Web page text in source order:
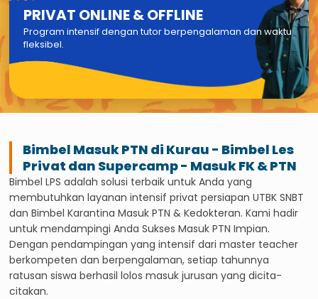
PRIVAT ONLINE & OFFLINE
Program intensif dengan tutor berpengalaman dan waktu
fleksibel.
Bimbel Masuk PTN di Kurau - Bimbel Les
Privat dan Supercamp - Masuk FK & PTN
Bimbel LPS adalah solusi terbaik untuk Anda yang
membutuhkan layanan intensif privat persiapan UTBK SNBT
dan Bimbel Karantina Masuk PTN & Kedokteran. Kami hadir
untuk mendampingi Anda Sukses Masuk PTN Impian.
Dengan pendampingan yang intensif dari master teacher
berkompeten dan berpengalaman, setiap tahunnya
ratusan siswa berhasil lolos masuk jurusan yang dicita-
citakan.